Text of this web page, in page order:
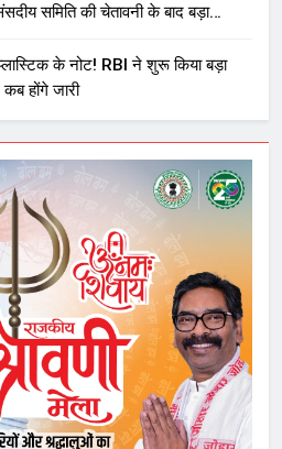
समिति की चेतावनी के बाद बड़ा
के नोट! RBI ने शुरू किया बड़ा
होंगे जारी